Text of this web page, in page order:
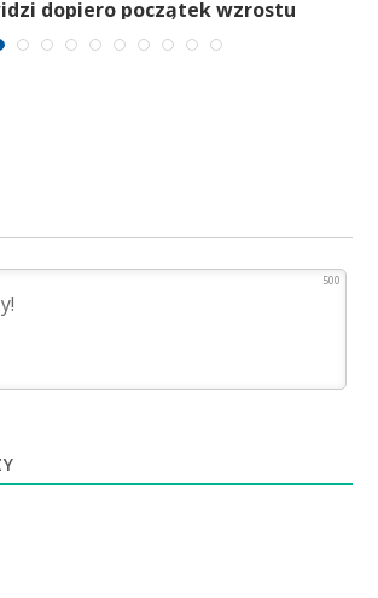
dopiero początek wzrostu
500